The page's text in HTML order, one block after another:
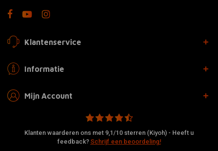
Klantenservice
Informatie
Mijn Account
Klanten waarderen ons met 9,1/10 sterren (Kiyoh) - Heeft u
feedback? Schrijf een beoordeling!